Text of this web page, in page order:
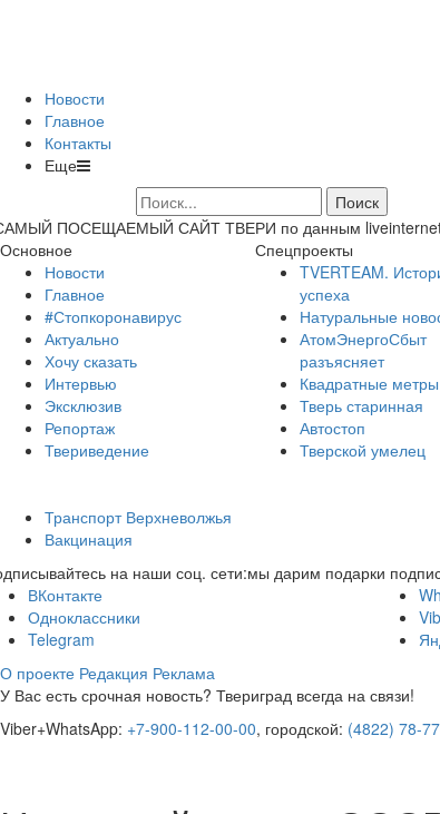
Новости
Главное
Контакты
Еще
ПОСЕЩАЕМЫЙ САЙТ ТВЕРИ по данным
Основное
Новости
Главное
#Стопкоронавирус
Актуально
Хочу сказать
Интервью
Эксклюзив
Репортаж
Твериведение
Спецпроекты
TVERTEAM.
успеха
Натуральные
АтомЭнергоСбыт
разъясняет
Квадратные метры
Тверь старинная
Автостоп
Тверской умелец
Транспорт Верхневолжья
Вакцинация
на наши соц. сети:мы дарим подарки
ВКонтакте
Одноклассники
Telegram
О проекте Редакция Реклама
У Вас есть срочная новость? Твериград всегда на связи!
Viber+WhatsApp: +7-900-112-00-00, городской: (4822) 78-